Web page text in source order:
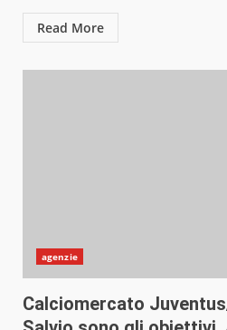
Read More
agenzie
Calciomercato